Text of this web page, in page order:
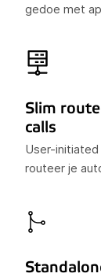
gedoe met
Slim
calls
User-
routeer je